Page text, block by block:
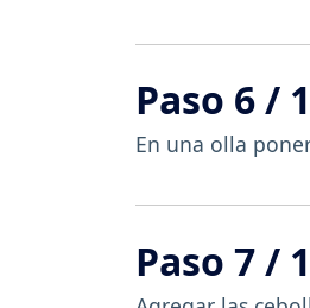
Paso 6 /
En una olla
Paso 7 /